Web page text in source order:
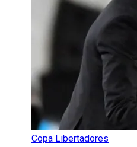
Copa Libertadores